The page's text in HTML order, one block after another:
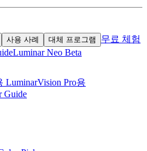
사용 사례 대체 프로그램
무료 체험
Luminar Neo Beta
LuminarVision Pro용
Guide